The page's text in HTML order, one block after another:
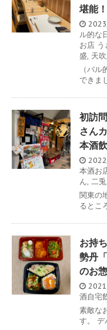
堪能！
ル的な
お店
盛, 天吹
（バ
できま
初訪
さん
本酒
本酒お
ん, 二兎
関東の
るとこ
お持
勢丹
のお
酒自宅
素敵な
す。 デ